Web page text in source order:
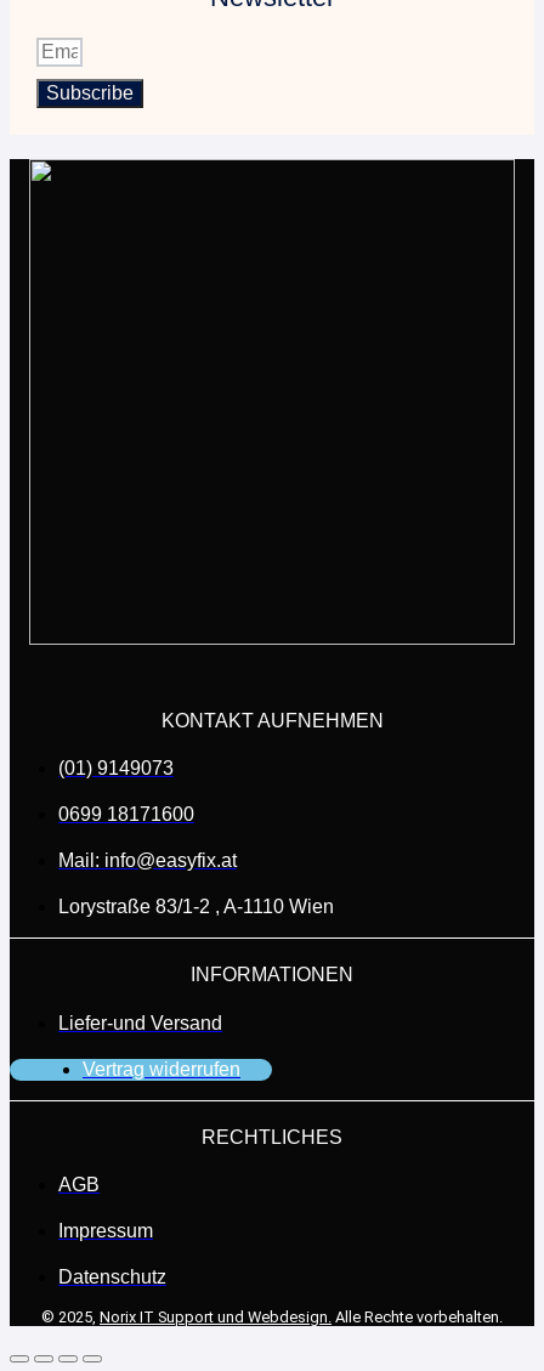
Subscribe
KONTAKT AUFNEHMEN
(01) 9149073
0699 18171600
Mail: info@easyfix.at
Lorystraße 83/1-2 , A-1110 Wien
INFORMATIONEN
Liefer-und Versand
Vertrag widerrufen
RECHTLICHES
AGB
Impressum
Datenschutz
© 2025, Norix IT Support und Webdesign. Alle Rechte vorbehalten.